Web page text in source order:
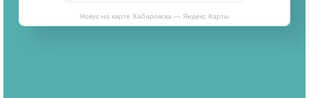
Новус на карте Хабаровска — Яндекс Карты